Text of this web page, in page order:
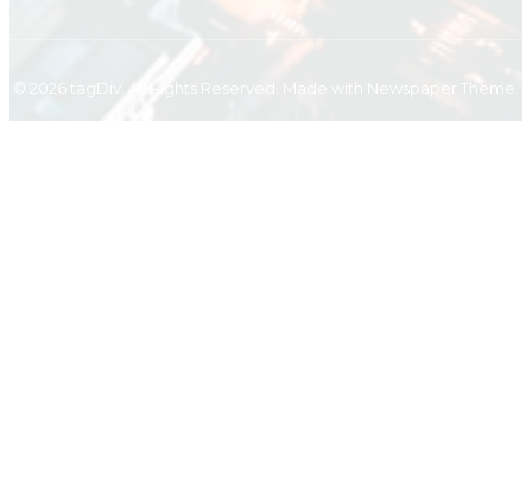
© 2026 tagDiv. All Rights Reserved. Made with Newspaper Theme.